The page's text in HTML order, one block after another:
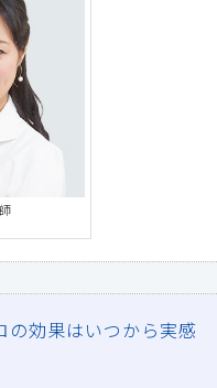
の効果はいつから実感